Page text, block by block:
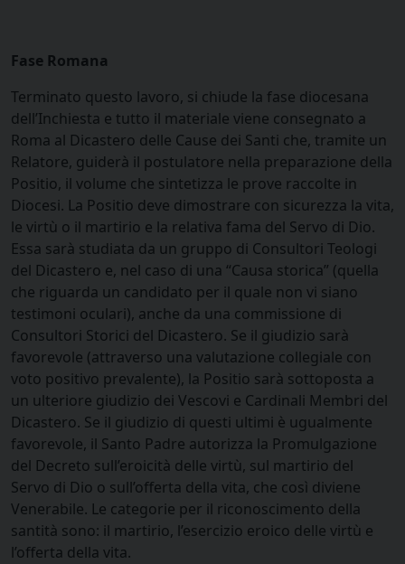
Fase Romana
Terminato questo lavoro, si chiude la fase diocesana
dell’Inchiesta e tutto il materiale viene consegnato a
Roma al Dicastero delle Cause dei Santi che, tramite un
Relatore, guiderà il postulatore nella preparazione della
Positio, il volume che sintetizza le prove raccolte in
Diocesi. La Positio deve dimostrare con sicurezza la vita,
le virtù o il martirio e la relativa fama del Servo di Dio.
Essa sarà studiata da un gruppo di Consultori Teologi
del Dicastero e, nel caso di una “Causa storica” (quella
che riguarda un candidato per il quale non vi siano
testimoni oculari), anche da una commissione di
Consultori Storici del Dicastero. Se il giudizio sarà
favorevole (attraverso una valutazione collegiale con
voto positivo prevalente), la Positio sarà sottoposta a
un ulteriore giudizio dei Vescovi e Cardinali Membri del
Dicastero. Se il giudizio di questi ultimi è ugualmente
favorevole, il Santo Padre autorizza la Promulgazione
del Decreto sull’eroicità delle virtù, sul martirio del
Servo di Dio o sull’offerta della vita, che così diviene
Venerabile. Le categorie per il riconoscimento della
santità sono: il martirio, l’esercizio eroico delle virtù e
l’offerta della vita.